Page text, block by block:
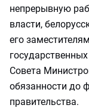
непрерывную
власти,
его
Совета
обязанности до
правительства.